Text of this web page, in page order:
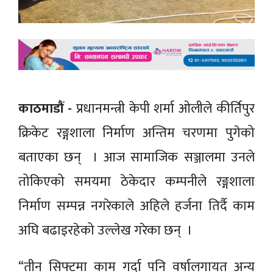
काठमाडौं - प्रधानमन्त्री केपी शर्मा ओलीले कीर्तिपुर
क्रिकेट रङ्गशाला निर्माण अन्तिम चरणमा पुगेको
बताएका छन् । आज सामाजिक सञ्जालमा उनले
तोकिएको समयमा ठेकेदार कम्पनीले रङ्गशाला
निर्माण सम्पन्न नगरेकाले अहिले हर्जना तिर्दै काम
अघि बढाइरहेको उल्लेख गरेका छन् ।
“तीन सिफ्टमा काम गर्दा पनि वर्षालगायत अन्य